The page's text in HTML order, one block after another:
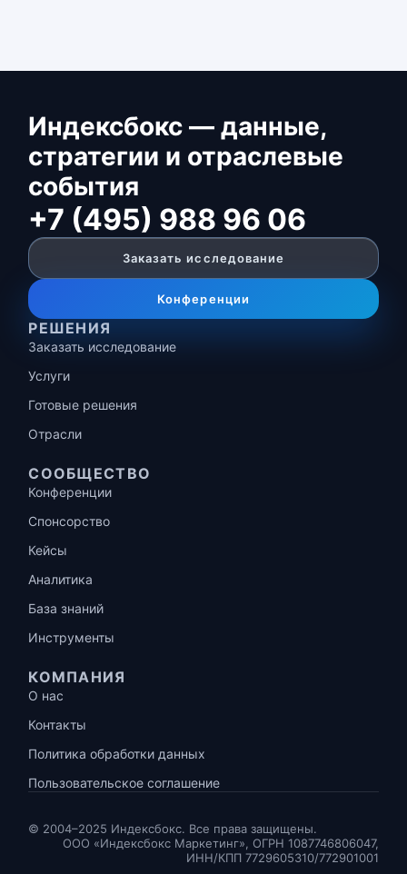
Индексбокс — данные,
стратегии и отраслевые
события
+7 (495) 988 96 06
Заказать исследование
Конференции
РЕШЕНИЯ
Заказать исследование
Услуги
Готовые решения
Отрасли
СООБЩЕСТВО
Конференции
Спонсорство
Кейсы
Аналитика
База знаний
Инструменты
КОМПАНИЯ
О нас
Контакты
Политика обработки данных
Пользовательское соглашение
© 2004–2025 Индексбокс. Все права защищены.
ООО «Индексбокс Маркетинг», ОГРН 1087746806047,
ИНН/КПП 7729605310/772901001